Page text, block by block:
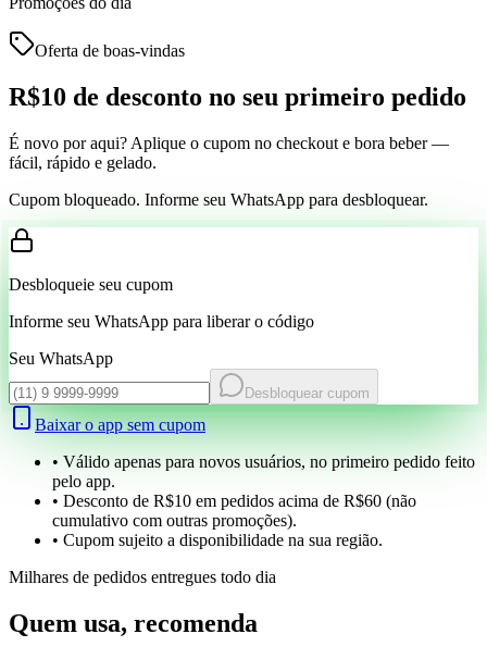
Oferta de boas-vindas
R$10 de desconto no seu primeiro pedido
É novo por aqui? Aplique o cupom no checkout e bora beber —
fácil, rápido e gelado.
Cupom bloqueado. Informe seu WhatsApp para desbloquear.
Desbloqueie seu cupom
Informe seu WhatsApp para liberar o código
Seu WhatsApp
Desbloquear cupom
Baixar o app sem cupom
• Válido apenas para novos usuários, no primeiro pedido feito
pelo app.
• Desconto de R$10 em pedidos acima de R$60 (não
cumulativo com outras promoções).
• Cupom sujeito a disponibilidade na sua região.
Milhares de pedidos entregues todo dia
Quem usa, recomenda